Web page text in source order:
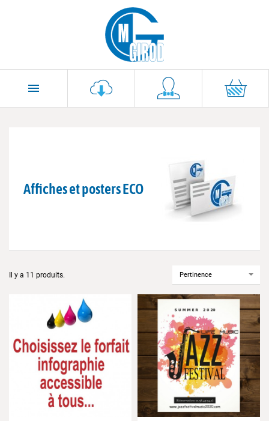

Affiches et posters ECO
Il y a 11 produits. Pertinence